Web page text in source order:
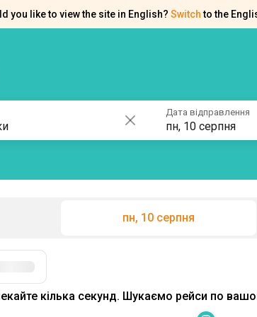
you like to view the site in English? Switch to the
пн, 10 серпня
кілька секунд. Шукаємо рейси по